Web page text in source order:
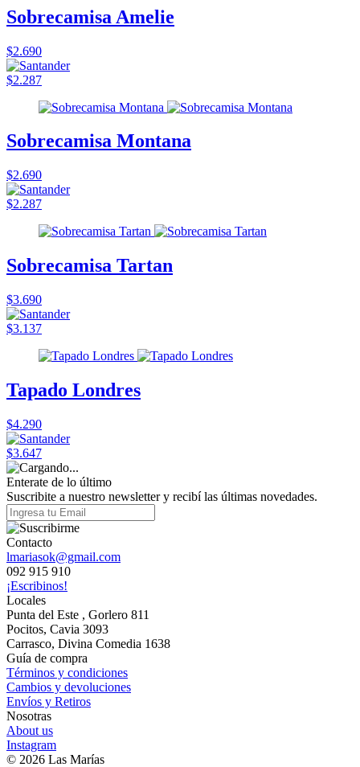
Sobrecamisa Amelie
$2.690
$2.287
Sobrecamisa Montana
$2.690
$2.287
Sobrecamisa Tartan
$3.690
$3.137
Tapado Londres
$4.290
$3.647
Enterate de lo último
Suscribite a nuestro newsletter y recibí las últimas novedades.
Contacto
lmariasok@gmail.com
092 915 910
¡Escribinos!
Locales
Punta del Este , Gorlero 811
Pocitos, Cavia 3093
Carrasco, Divina Comedia 1638
Guía de compra
Términos y condiciones
Cambios y devoluciones
Envíos y Retiros
Nosotras
About us
Instagram
© 2026 Las Marías